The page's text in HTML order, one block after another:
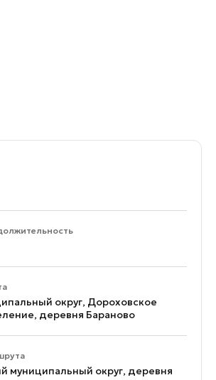
округ, Дороховское
деревня Бараново
муниципальный округ, деревня